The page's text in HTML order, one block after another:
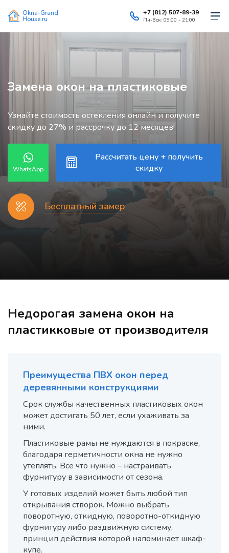
Okna-Grand
House.ru
+7 (812) 507-89-39
Пн-Вск: 09:00 - 21:00
Замена окон на пластиковые
Узнайте стоимость остекления онлайн и получите
скидку до 27% и рассрочку до 12 месяцев!
WhatsApp
Рассчитать цену + получить
скидку
Бесплатный замер
Недорогая замена окон на
пластикковые от производителя
Преимущества ПВХ окон перед
деревянными конструкциями
Срок службы качественных пластиковых окон
может достигать 50 лет, если ухаживать за
ними.
Пластиковые рамы не нуждаются в покраске,
благодаря герметичности окна не нужно
утеплять. Все что нужно – настраивать
фурнитуру в зависимости от сезона.
У готовых изделий может быть любой тип
открывания створок. Можно выбрать
поворотную, откидную, поворотно-откидную
фурнитуру либо раздвижную систему,
принцип действия которой напоминает шкаф-
купе.